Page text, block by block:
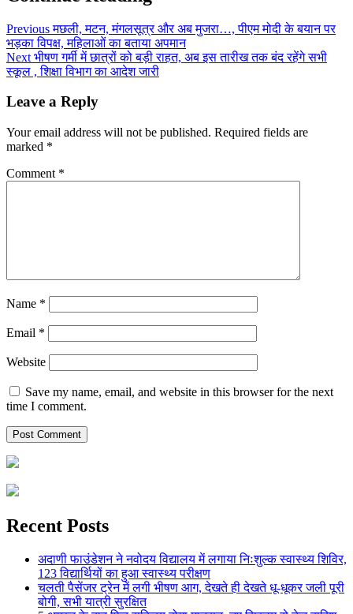
Previousमछली, मटन, मंगलसूत्र और अब मुजरा…, पीएम मोदी के बयान पर
भड़का विपक्ष, महिलाओं का बताया अपमान
Next भीषण गर्मी में छात्रों को बड़ी राहत, अब इस तारीख तक बंद रहेंगे सभी
स्कूल , शिक्षा विभाग का आदेश जारी
Leave a Reply
Your email address will not be published. Required fields are
marked *
Comment *
Name *
Email *
Website
Save my name, email, and website in this browser for the next
time I comment.
Recent Posts
अदाणी फाउंडेशन ने नवोदय विद्यालय में लगाया निःशुल्क स्वास्थ्य शिविर,
123 विद्यार्थियों का हुआ स्वास्थ्य परीक्षण
चलती पैसेंजर ट्रेन में लगी भीषण आग, देखते ही देखते धू-धूकर जली पूरी
बोगी, सभी यात्री सुरक्षित